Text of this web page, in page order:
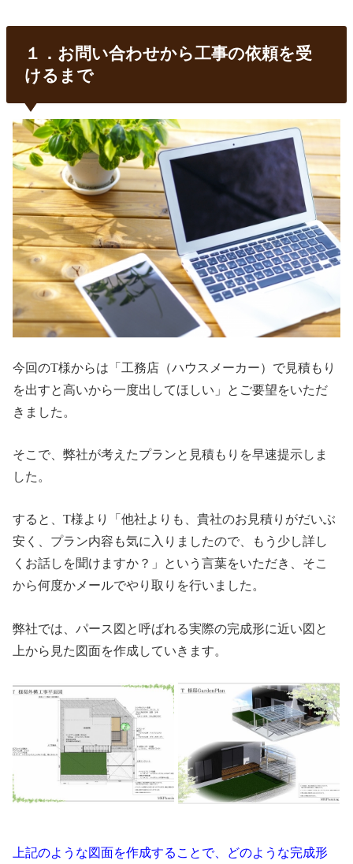
１．お問い合わせから工事の依頼を受
けるまで
今回のT様からは「工務店（ハウスメーカー）で見積もり
を出すと高いから一度出してほしい」とご要望をいただ
きました。
そこで、弊社が考えたプランと見積もりを早速提示しま
した。
すると、T様より「他社よりも、貴社のお見積りがだいぶ
安く、プラン内容も気に入りましたので、もう少し詳し
くお話しを聞けますか？」という言葉をいただき、そこ
から何度かメールでやり取りを行いました。
弊社では、パース図と呼ばれる実際の完成形に近い図と
上から見た図面を作成していきます。
上記のような図面を作成することで、どのような完成形